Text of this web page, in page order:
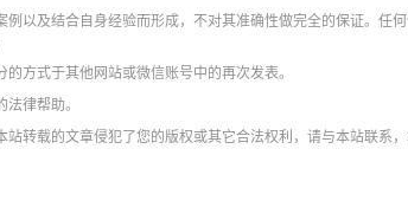
以及结合自身经验而形成，不对其准确性做完全的保证。任
方式于其他网站或微信账号中的再次发表。
律帮助。
转载的文章侵犯了您的版权或其它合法权利，请与本站联系